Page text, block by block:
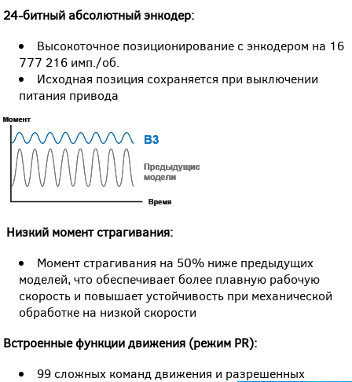
24-битный абсолютный энкодер:
Высокоточное позиционирование с энкодером на 16
777 216 имп./об.
Исходная позиция сохраняется при выключении
питания привода
Низкий момент страгивания:
Момент страгивания на 50% ниже предыдущих
моделей, что обеспечивает более плавную рабочую
скорость и повышает устойчивость при механической
обработке на низкой скорости
Встроенные функции движения (режим PR):
99 сложных команд движения и разрешенных